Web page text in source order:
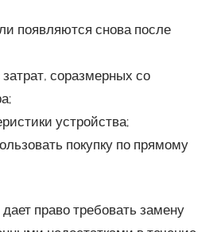
появляются снова после
соразмерных со
устройства;
покупку по прямому
право требовать замену